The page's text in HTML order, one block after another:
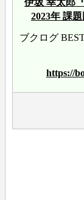
2023年 課
ブクログ
https://